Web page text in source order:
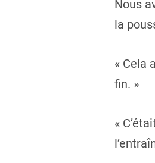
Nous
la
« Cela
fin. »
«